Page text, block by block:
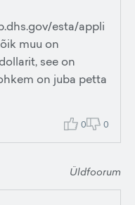
esta/appli
muu on
see on
on juba petta
0 0
Üldfoorum